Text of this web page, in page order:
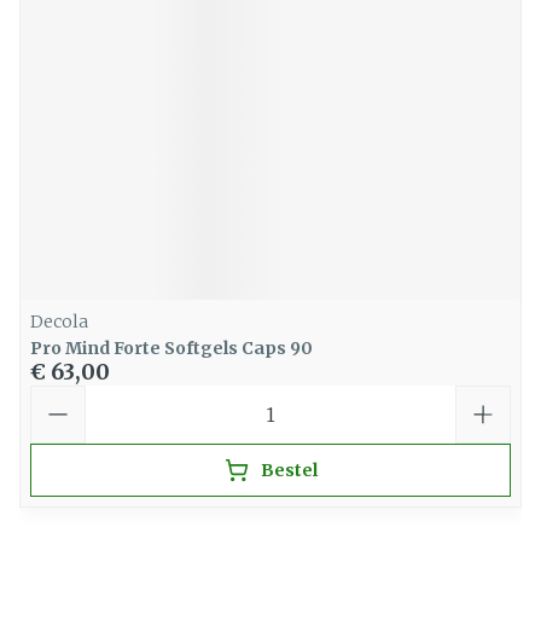
Decola
Pro Mind Forte Softgels Caps 90
€ 63,00
Bestel